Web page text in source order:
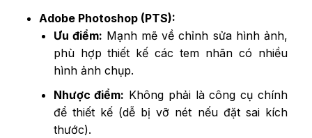
Adobe Photoshop (PTS):
Ưu điểm: Mạnh mẽ về chỉnh sửa hình ảnh,
phù hợp thiết kế các tem nhãn có nhiều
hình ảnh chụp.
Nhược điểm: Không phải là công cụ chính
để thiết kế (dễ bị vỡ nét nếu đặt sai kích
thước).